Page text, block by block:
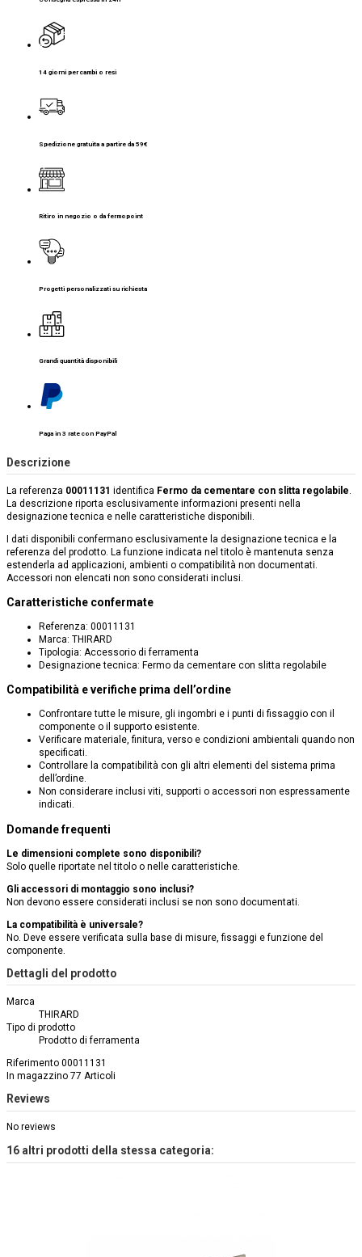
14 giorni per cambi o resi
Spedizione gratuita a partire da 59€
Ritiro in negozio o da fermopoint
Progetti personalizzati su richiesta
Grandi quantità disponibili
Paga in 3 rate con PayPal
Descrizione
La referenza 00011131 identifica Fermo da cementare con slitta regolabile.
La descrizione riporta esclusivamente informazioni presenti nella
designazione tecnica e nelle caratteristiche disponibili.
I dati disponibili confermano esclusivamente la designazione tecnica e la
referenza del prodotto. La funzione indicata nel titolo è mantenuta senza
estenderla ad applicazioni, ambienti o compatibilità non documentati.
Accessori non elencati non sono considerati inclusi.
Caratteristiche confermate
Referenza: 00011131
Marca: THIRARD
Tipologia: Accessorio di ferramenta
Designazione tecnica: Fermo da cementare con slitta regolabile
Compatibilità e verifiche prima dell’ordine
Confrontare tutte le misure, gli ingombri e i punti di fissaggio con il
componente o il supporto esistente.
Verificare materiale, finitura, verso e condizioni ambientali quando non
specificati.
Controllare la compatibilità con gli altri elementi del sistema prima
dell’ordine.
Non considerare inclusi viti, supporti o accessori non espressamente
indicati.
Domande frequenti
Le dimensioni complete sono disponibili?
Solo quelle riportate nel titolo o nelle caratteristiche.
Gli accessori di montaggio sono inclusi?
Non devono essere considerati inclusi se non sono documentati.
La compatibilità è universale?
No. Deve essere verificata sulla base di misure, fissaggi e funzione del
componente.
Dettagli del prodotto
Marca
THIRARD
Tipo di prodotto
Prodotto di ferramenta
Riferimento 00011131
In magazzino 77 Articoli
Reviews
No reviews
16 altri prodotti della stessa categoria: